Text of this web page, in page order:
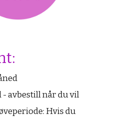
avbestill når du vil
Hvis du